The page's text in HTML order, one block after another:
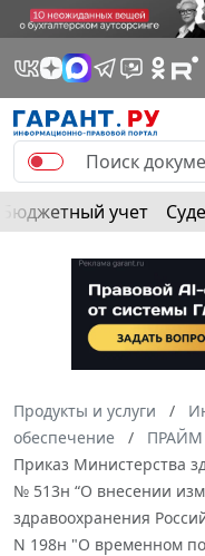
Бюджетный учет
Продукты и услуги
обеспечение
ПРАЙМ
Приказ Министерства
№ 513н “О внесении
здравоохранения
N 198н "О временном